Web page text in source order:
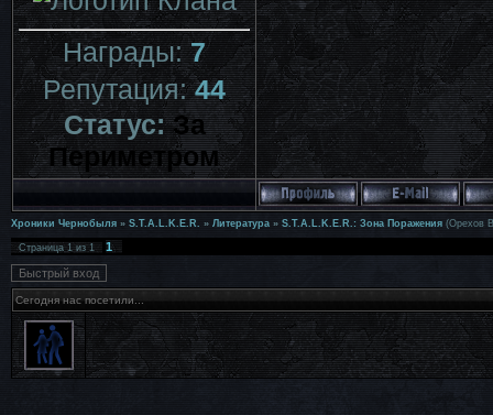
Награды:7
Репутация:44
Статус:За
Периметром
Хроники Чернобыля » S.T.A.L.K.E.R. » Литература » S.T.A.L.K.E.R.: Зона Поражения (Орехов
Страница1из1 1
Сегодня нас посетили...